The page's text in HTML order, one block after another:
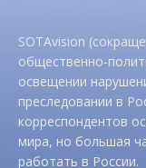
SOTAvision
общественно-
освещении
преследовании в
корреспондентов
мира, но большая
работать в России.